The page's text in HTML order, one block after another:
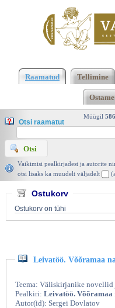
Võõramaa naine,
vanaraamat. ee
Raamatud Tellimine
Müügil
Otsi raamatut
Vaikimisi pealkirjadest ja autorite
otsi lisaks ka muudelt väljadelt
Ostukorv
Ostukorv on tühi
Leivatöö. Võõramaa
Teema: Väliskirjanike novellid
Pealkiri: Leivatöö. Võõramaa
Autor(id): Sergei Dovlatov